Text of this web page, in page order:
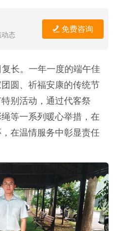
动态
免费咨询
长。一年一度的端午佳
圆、祈福安康的传统节
别活动，通过代客祭
等一系列暖心举措，在
在温情服务中彰显责任